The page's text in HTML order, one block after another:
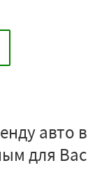
авто в
для Вас